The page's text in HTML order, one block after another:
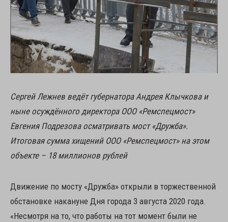
Сергей Лежнев ведёт губернатора Андрея Клычкова и
ныне осуждённого директора ООО «Ремспецмост»
Евгения Подрезова осматривать мост «Дружба».
Итоговая сумма хищений ООО «Ремспецмост» на этом
объекте – 18 миллионов рублей
Движение по мосту «Дружба» открыли в торжественной
обстановке накануне Дня города 3 августа 2020 года.
«Несмотря на то, что работы на тот момент были не